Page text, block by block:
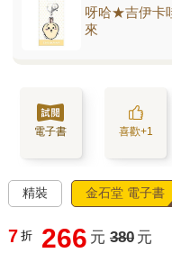
呀哈★吉伊卡
來
電子書 喜歡+1
精裝 金石堂 電子書
7 折 266 元 380 元